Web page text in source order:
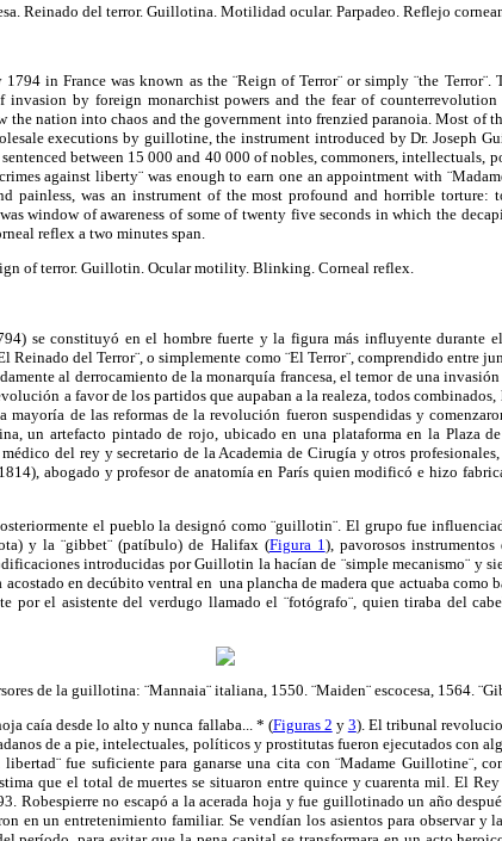
Reinado del terror. Guillotina. Motilidad ocular. Parpadeo. Reflejo
1794 in France was known as the ¨Reign of Terror¨ or simply ¨the
invasion by foreign monarchist powers and the fear of counterrevolution
the nation into chaos and the government into frenzied paranoia. Most of
executions by guillotine, the instrument introduced by Dr. Joseph
between 15 000 and 40 000 of nobles, commoners, intellectuals,
against liberty¨ was enough to earn one an appointment with
painless, was an instrument of the most profound and horrible torture:
window of awareness of some of twenty five seconds in which the
reflex a two minutes span.
of terror.Guillotin. Ocular motility. Blinking. Corneal reflex.
se constituyó en el hombre fuerte y la figura más influyente durante
Reinado delTerror¨ , o simplemente como ¨El Terror¨, comprendido entre
al derrocamiento de la monarquía francesa, el temor de una
a favor de los partidos que aupaban a la realeza, todos
mayoría de las reformas de la revolución fueron suspendidas y
un artefacto pintado de rojo, ubicado en una plataforma en la Plaza
del rey y secretario de la Academia de Cirugía y otros profesionales,
abogado y profesor de anatomía en París quien modificó e hizo
el pueblo la designó como¨guillotin¨ . El grupo fue
y la¨gibbet¨ (patíbulo) de Halifax (Figura 1 ), pavorosos
introducidas porGuillotin la hacían de ¨simple mecanismo¨ y
en decúbito ventral en una plancha de madera que actuaba como
por el asistente del verdugo llamado el ¨fotógrafo¨, quien tiraba del
de la guillotina: ¨Mannaia¨ italiana, 1550. ¨Maiden¨ escocesa, 1564.
caía desde lo alto y nunca fallaba... * (Figuras 2 y 3). El tribunal
de a pie, intelectuales, políticos y prostitutas fueron ejecutados con
libertad¨fue suficiente para ganarse una cita con¨Madame Guillotine¨,
que el total de muertes se situaron entre quince y cuarenta mil. El
Robespierre no escapó a la acerada hoja y fue guillotinado un año
en un entretenimiento familiar. Se vendían los asientos para observar y